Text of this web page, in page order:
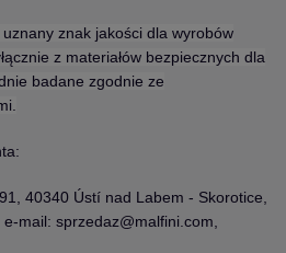
znak jakości dla wyrobów
z materiałów bezpiecznych dla
badane zgodnie ze
40340 Ústí nad Labem - Skorotice,
mail: sprzedaz@malfini.com,